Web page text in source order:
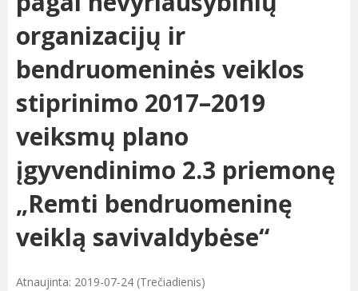
organizacijų ir
bendruomeninės veiklos
stiprinimo 2017–2019
veiksmų plano
įgyvendinimo 2.3 priemonę
„Remti bendruomeninę
veiklą savivaldybėse“
Atnaujinta: 2019-07-24 (Trečiadienis)